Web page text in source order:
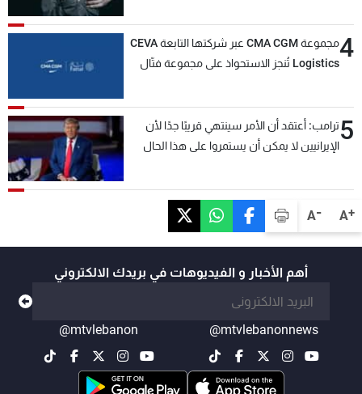
A+
A-
4
مجموعة CMA CGM عبر شركتها التابعة CEVA
Logistics تُنجز الاستحواذ على مجموعة فتّال
5ترامب: أعتقد أن الأمر سينتهي قريبًا جدًا لأن
الإيرانيين لا يمكن أن يستمروا على هذا الحال
أهم الأخبار و الفيديوهات في بريدك الالكتروني
@mtvlebanonnews
@mtvlebanon